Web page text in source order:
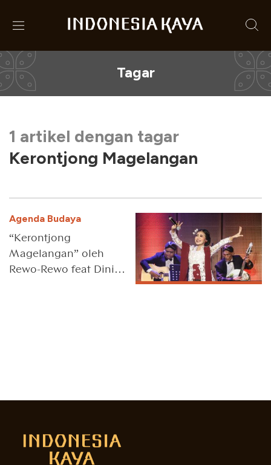
Tagar
1 artikel dengan tagar
Kerontjong Magelangan
Agenda Budaya
“Kerontjong
Magelangan” oleh
Rewo-Rewo feat Dini